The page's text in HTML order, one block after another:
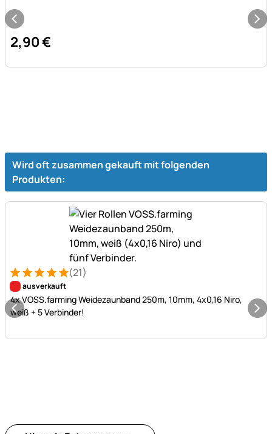
2,90€
Wird oft zusammen gekauft mit folgenden
Produkten:
Bewertung: 5 von 5 (21 Bewertungen)
21 Bewertungen
(21)
ausverkauft
4x VOSS.farming Weidezaunband 250m, 10mm, 4x0,16 Niro,
weiß + 5 Verbinder!